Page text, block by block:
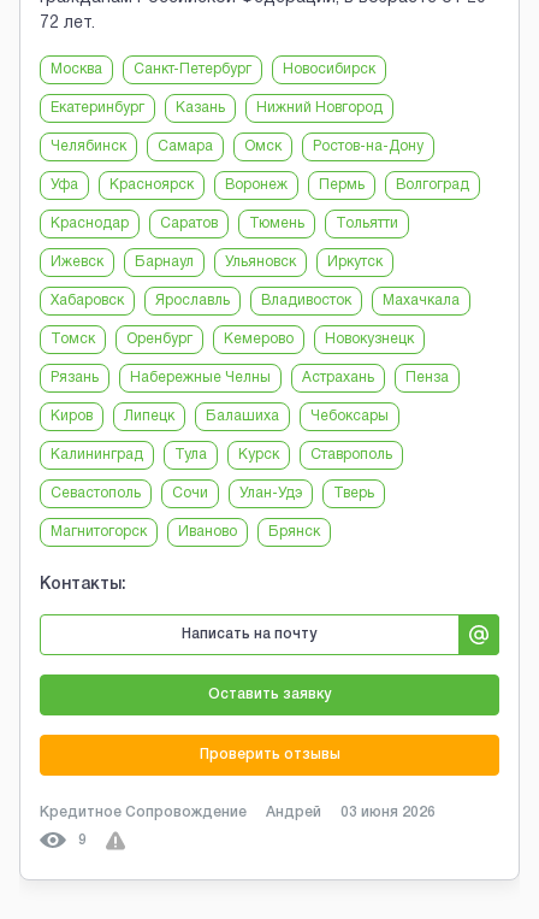
72 лет.
Москва Санкт-Петербург Новосибирск
Екатеринбург Казань Нижний Новгород
Челябинск Самара Омск Ростов-на-Дону
Уфа Красноярск Воронеж Пермь Волгоград
Краснодар Саратов Тюмень Тольятти
Ижевск Барнаул Ульяновск Иркутск
Хабаровск Ярославль Владивосток Махачкала
Томск Оренбург Кемерово Новокузнецк
Рязань Набережные Челны Астрахань Пенза
Киров Липецк Балашиха Чебоксары
Калининград Тула Курск Ставрополь
Севастополь Сочи Улан-Удэ Тверь
Магнитогорск Иваново Брянск
Контакты:
Написать на почту
Оставить заявку
Проверить отзывы
Кредитное Сопровождение Андрей 03 июня 2026
9